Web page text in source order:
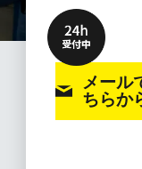
メール
ちらか